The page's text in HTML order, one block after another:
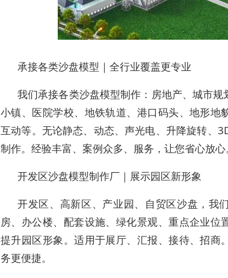
承接各类沙盘模型｜全行业覆盖更专业
我们承接各类沙盘模型制作：房地产、城市
小镇、医院学校、地铁轨道、港口码头、地形地
互动等。无论静态、动态、声光电、升降旋转、
制作。经验丰富、案例众多、服务，让您省心放心
开发区沙盘模型制作厂｜展示园区新形象
开发区、高新区、产业园、自贸区沙盘，我
房、办公楼、配套设施、绿化景观、重点企业位
提升园区形象。适用于展厅、汇报、接待、招商
务更便捷。